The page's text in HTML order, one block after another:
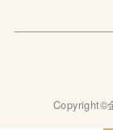
Copyright©